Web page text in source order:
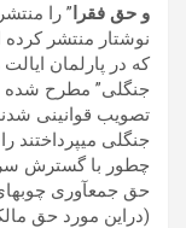
و حق فقرا
نوشتار منتشر
که در پارلمان
جنگلی” مطرح شده
تصويب قوانينی
جنگلی میپرداختند
چطور با گسترش
حق جمعآوری
(دراين مورد حق